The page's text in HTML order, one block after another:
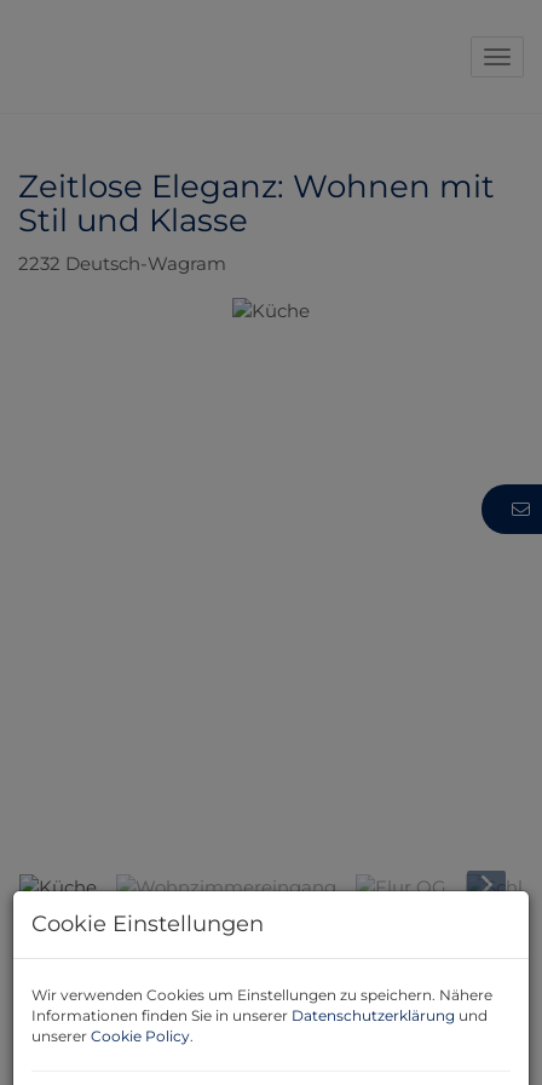
Zeitlose Eleganz: Wohnen mit
Stil und Klasse
2232 Deutsch-Wagram
Beschreibung
Zeitlose Eleganz: Wohnen mit Stil und Klasse
Cookie Einstellungen
Wir verwenden Cookies um Einstellungen zu speichern. Nähere
Informationen finden Sie in unserer Datenschutzerklärung und
unserer Cookie Policy.